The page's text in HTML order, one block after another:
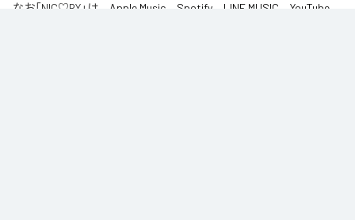
なお「NIC♡RY」は、 Apple Music Spotify LINE MUSIC
YouTube